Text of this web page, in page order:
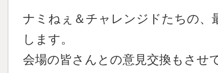
ナミねぇ＆チャレンジドたちの、
します。
会場の皆さんとの意見交換もさせ